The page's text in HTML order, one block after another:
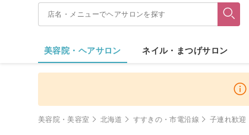
美容院・ヘアサロン ネイル・まつげサロン
美容院・美容室 北海道 すすきの・市電沿線 子連れ歓迎